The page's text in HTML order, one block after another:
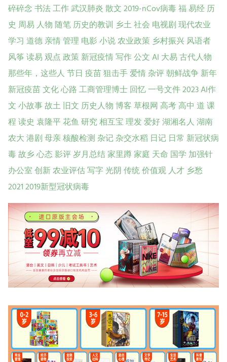
碎碎念书法工作武汉肺炎散文2019-nCov病毒福易经历
史 周易人物随笔历史的教训 乡土社会 电视剧现代农业
学习 道德亲情管理电影小说农业政策乡村振兴风语者
风筝读易观点政策新冠疫情写作公文AI 大易古代人物
那些年，这些人节日 疫苗狙击手爱情杂评朝鲜战争新年
新冠疫苗文化心路工商管理博士回忆一号文件2023AI作
文小故事故土旧文 历史人物博客草根网高考高中 道课
程读史袁隆平花鱼研究相互宝理发爱好湖湘名人湖南
农大港剧母亲核酸检测杂记杂交水稻 日记 日常 新冠状病
毒故乡心态影评岁月总结家里蹲家庭 天命 国学 加强针
办公室创新农业评估写字光阴传统价值观人才乡愁
20212019新型冠状病毒